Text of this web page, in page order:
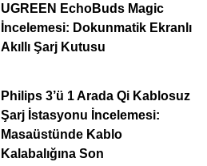
UGREEN EchoBuds Magic
İncelemesi: Dokunmatik Ekranlı
Akıllı Şarj Kutusu
Philips 3’ü 1 Arada Qi Kablosuz
Şarj İstasyonu İncelemesi:
Masaüstünde Kablo
Kalabalığına Son